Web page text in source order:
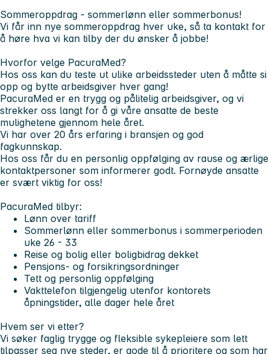
Sommeroppdrag - sommerlønn eller sommerbonus!
Vi får inn nye sommeroppdrag hver uke, så ta kontakt for
å høre hva vi kan tilby der du ønsker å jobbe!
Hvorfor velge PacuraMed?
Hos oss kan du teste ut ulike arbeidssteder uten å måtte si
opp og bytte arbeidsgiver hver gang!
PacuraMed er en trygg og pålitelig arbeidsgiver, og vi
strekker oss langt for å gi våre ansatte de beste
mulighetene gjennom hele året.
Vi har over 20 års erfaring i bransjen og god
fagkunnskap.
Hos oss får du en personlig oppfølging av rause og ærlige
kontaktpersoner som informerer godt. Fornøyde ansatte
er svært viktig for oss!
PacuraMed tilbyr:
Lønn over tariff
Sommerlønn eller sommerbonus i sommerperioden
uke 26 - 33
Reise og bolig eller boligbidrag dekket
Pensjons- og forsikringsordninger
Tett og personlig oppfølging
Vakttelefon tilgjengelig utenfor kontorets
åpningstider, alle dager hele året
Hvem ser vi etter?
Vi søker faglig trygge og fleksible sykepleiere som lett
tilpasser seg nye steder, er gode til å prioritere og som har